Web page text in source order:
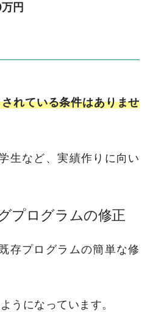
円
れている条件はありませ
生など、実績作りに向い
プログラムの修正
存プログラムの簡単な修
うになっています。